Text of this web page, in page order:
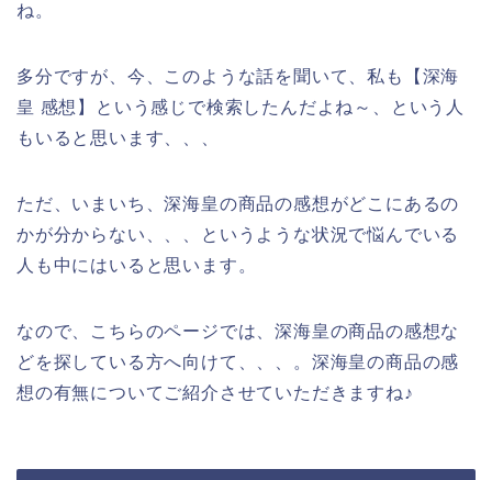
ね。
多分ですが、今、このような話を聞いて、私も【深海
皇 感想】という感じで検索したんだよね～、という人
もいると思います、、、
ただ、いまいち、深海皇の商品の感想がどこにあるの
かが分からない、、、というような状況で悩んでいる
人も中にはいると思います。
なので、こちらのページでは、深海皇の商品の感想な
どを探している方へ向けて、、、。深海皇の商品の感
想の有無についてご紹介させていただきますね♪